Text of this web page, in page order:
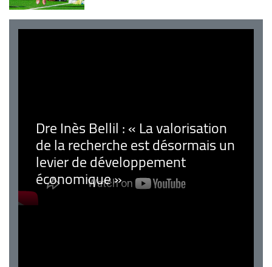
Dre Inès Bellil : « La valorisation
de la recherche est désormais un
levier de développement
économique »